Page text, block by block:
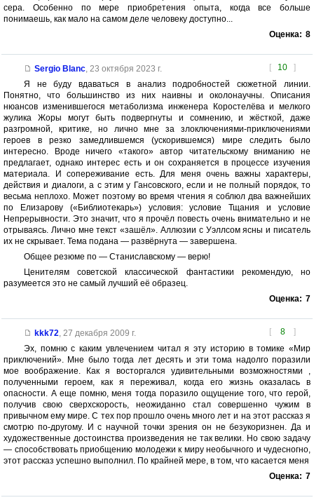
сера. Особенно по мере приобретения опыта, когда все больше
понимаешь, как мало на самом деле человеку доступно...
Оценка: 8
[ 10 ]
Sergio Blanc, 23 октября 2023 г.
Я не буду вдаваться в анализ подробностей сюжетной линии.
Понятно, что большинство из них наивны и околонаучны. Описания
нюансов изменившегося метаболизма инженера Коростелёва и мелкого
жулика Жоры могут быть подвергнуты и сомнению, и жёсткой, даже
разгромной, критике, но лично мне за злоключениями-приключениями
героев в резко замедлившемся (ускорившемся) мире следить было
интересно. Вроде ничего «такого» автор читательскому вниманию не
предлагает, однако интерес есть и он сохраняется в процессе изучения
материала. И сопереживание есть. Для меня очень важны характеры,
действия и диалоги, а с этим у Гансовского, если и не полный порядок, то
весьма неплохо. Может поэтому во время чтения я соблюл два важнейших
по Елизарову («Библиотекарь») условия: условие Тщания и условие
Непрерывности. Это значит, что я прочёл повесть очень внимательно и не
отрываясь. Лично мне текст «зашёл». Аллюзии с Уэллсом ясны и писатель
их не скрывает. Тема подана — развёрнута — завершена.
Общее резюме по — Станиславскому — верю!
Ценителям советской классической фантастики рекомендую, но
разумеется это не самый лучший её образец.
Оценка: 7
[ 8 ]
kkk72, 27 декабря 2009 г.
Эх, помню с каким увлечением читал я эту историю в томике «Мир
приключений». Мне было тогда лет десять и эти тома надолго поразили
мое воображение. Как я восторгался удивительными возможностями ,
полученными героем, как я переживал, когда его жизнь оказалась в
опасности. А еще помню, меня тогда поразило ощущение того, что герой,
получив свою сверхскорость, неожиданно стал совершенно чужим в
привычном ему мире. С тех пор прошло очень много лет и на этот рассказ я
смотрю по-другому. И с научной точки зрения он не безукоризнен. Да и
художественные достоинства произведения не так велики. Но свою задачу
— способствовать приобщению молодежи к миру необычного и чудесногно,
этот рассказ успешно выполнил. По крайней мере, в том, что касается меня
Оценка: 7